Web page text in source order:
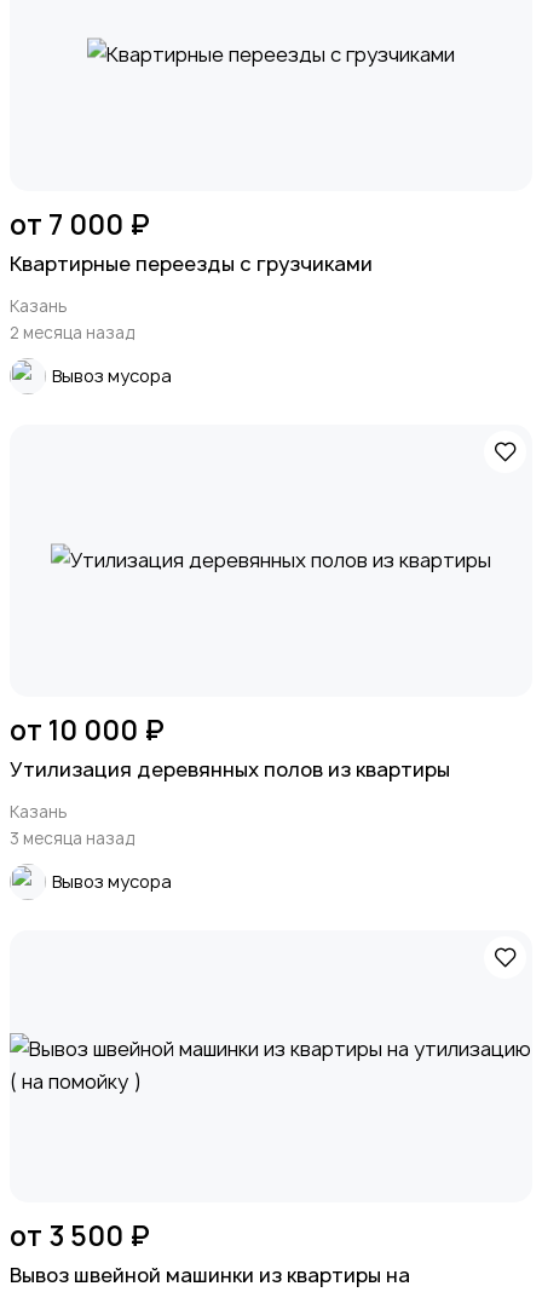
от 7 000 ₽
Квартирные переезды с грузчиками
Казань
2 месяца назад
Вывоз мусора
от 10 000 ₽
Утилизация деревянных полов из квартиры
Казань
3 месяца назад
Вывоз мусора
от 3 500 ₽
Вывоз швейной машинки из квартиры на